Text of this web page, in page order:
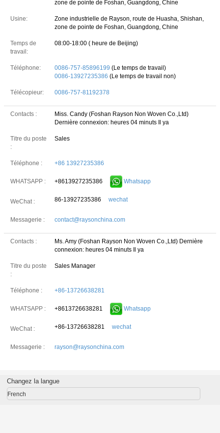
zone de pointe de Foshan, Guangdong, Chine
Usine:
Zone industrielle de Rayson, route de Huasha, Shishan,
zone de pointe de Foshan, Guangdong, Chine
Temps de
travail:
08:00-18:00 ( heure de Beijing)
Téléphone: 0086-757-85896199 (Le temps de travail)
0086-13927235386 (Le temps de travail non)
Télécopieur: 0086-757-81192378
Contacts :
Miss. Candy (Foshan Rayson Non Woven Co.,Ltd)
Dernière connexion: heures 04 minuts Il ya
Titre du poste
:
Sales
Téléphone : +86 13927235386
WHATSAPP : +8613927235386 Whatsapp
WeChat : 86-13927235386 wechat
Messagerie : contact@raysonchina.com
Contacts : Ms. Amy (Foshan Rayson Non Woven Co.,Ltd) Dernière
connexion: heures 04 minuts Il ya
Titre du poste
:
Sales Manager
Téléphone : +86-13726638281
WHATSAPP : +8613726638281 Whatsapp
WeChat : +86-13726638281 wechat
Messagerie : rayson@raysonchina.com
Changez la langue
French